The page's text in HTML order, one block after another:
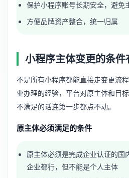
保护小程序账号长期安全，避免
方便品牌资产整合，统一归属
小程序主体变更的条件
不是所有小程序都能直接走变更流
业办理的经验，平台对原主体和目
不满足的话连第一步都点不动。
原主体必须满足的条件
原主体必须是完成企业认证的国
企业都行，但不能是个人主体